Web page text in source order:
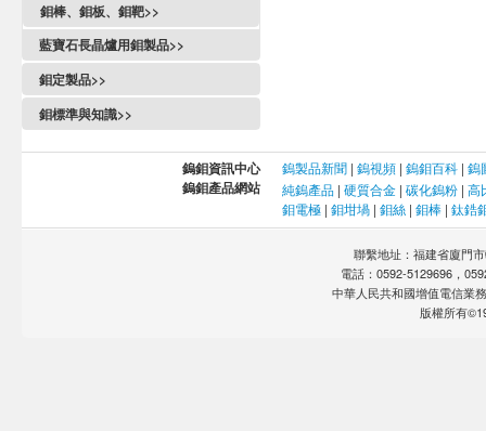
鉬棒、鉬板、鉬靶>>
藍寶石長晶爐用鉬製品>>
鉬定製品>>
鉬標準與知識>>
鎢鉬資訊中心 鎢製品新聞 | 鎢視頻 | 鎢鉬百科 | 鎢
鎢鉬產品網站 純鎢產品 | 硬質合金 | 碳化鎢粉 | 高
鉬電極 | 鉬坩堝 | 鉬絲 | 鉬棒 | 鈦鋯
聯繫地址：福建省廈門
電話：0592-5129696，
中華人民共和國增值電信業
版權所有